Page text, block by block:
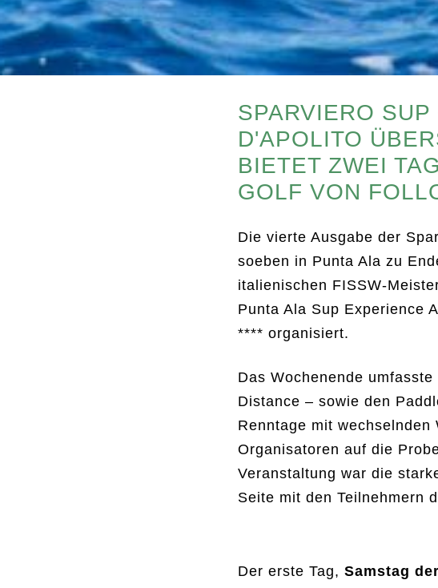
SPARVIERO
D'APOLITO
BIETET ZWEI
GOLF VON
Die vierte Ausgabe der
soeben in Punta Ala zu
italienischen FISSW-
Punta Ala Sup Experience
**** organisiert.
Das Wochenende
Distance – sowie den
Renntage mit
Organisatoren auf die
Veranstaltung war die
Seite mit den Teilnehmern
Der erste Tag, Samstag